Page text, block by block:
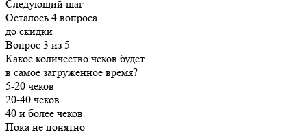
Следующий шаг
Осталось 4 вопроса
до скидки
Вопрос 3 из 5
Какое количество чеков будет
в самое загруженное время?
5-20 чеков
20-40 чеков
40 и более чеков
Пока не понятно